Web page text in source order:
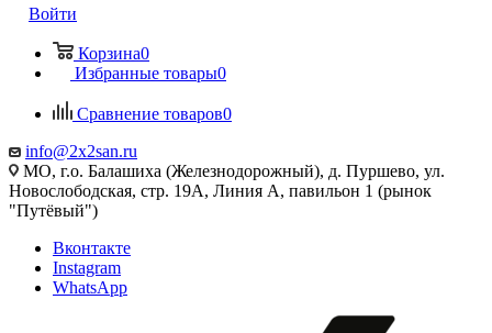
Войти
Корзина0
Избранные товары0
Сравнение товаров0
info@2x2san.ru
МО, г.о. Балашиха (Железнодорожный), д. Пуршево, ул.
Новослободская, стр. 19А, Линия А, павильон 1 (рынок
"Путёвый")
Вконтакте
Instagram
WhatsApp